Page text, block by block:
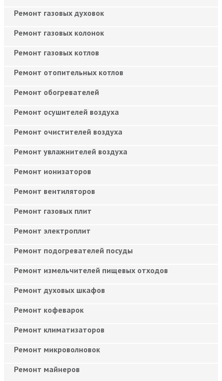
Ремонт газовых духовок
Ремонт газовых колонок
Ремонт газовых котлов
Ремонт отопительных котлов
Ремонт обогревателей
Ремонт осушителей воздуха
Ремонт очистителей воздуха
Ремонт увлажнителей воздуха
Ремонт ионизаторов
Ремонт вентиляторов
Ремонт газовых плит
Ремонт электроплит
Ремонт подогревателей посуды
Ремонт измельчителей пищевых отходов
Ремонт духовых шкафов
Ремонт кофеварок
Ремонт климатизаторов
Ремонт микроволновок
Ремонт майнеров